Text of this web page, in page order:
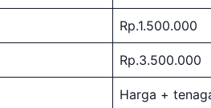
Rp.1.500.000
Rp.3.500.000
Harga +